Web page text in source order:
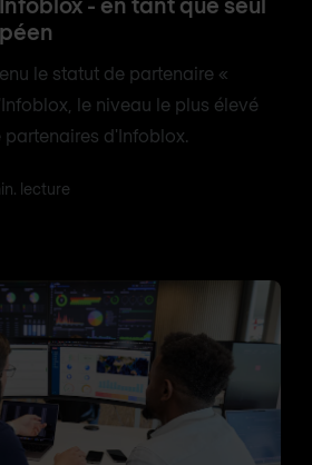
le statut de partenaire «
le niveau le plus élevé
d'Infoblox.
lecture